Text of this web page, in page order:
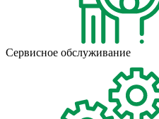
Сервисное обслуживание